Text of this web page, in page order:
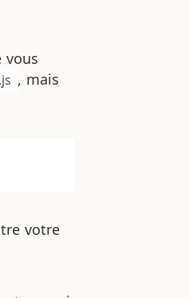
vous
.js , mais
votre